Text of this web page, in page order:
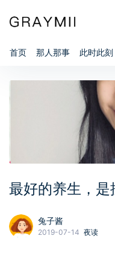
首页 那人那事 此时此刻
最好的养生，是
兔子酱
2019-07-14 夜读